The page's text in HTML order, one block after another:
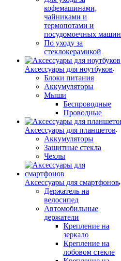
кофемашинами,
чайниками и
термопотами и
посудомоечных машин
По уходу за
стеклокерамикой
Аксессуары для ноутбуков
Блоки питания
Аккумуляторы
Мыши
Беспроводные
Проводные
Аксессуары для планшетов
Аккумуляторы
Защитные стекла
Чехлы
Аксессуары для смартфонов
Держатель на
велосипед
Автомобильные
держатели
Крепление на
зеркало
Крепление на
лобовом стекле